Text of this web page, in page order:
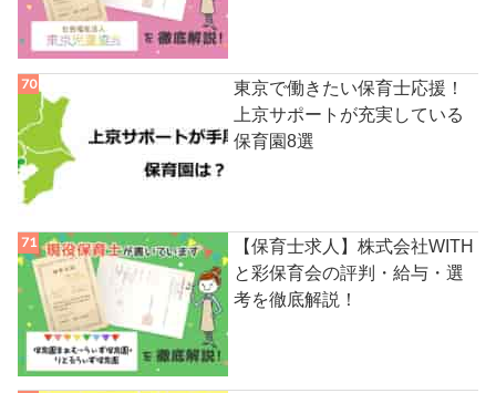
東京で働きたい保育士応援！
上京サポートが充実している
保育園8選
【保育士求人】株式会社WITH
と彩保育会の評判・給与・選
考を徹底解説！